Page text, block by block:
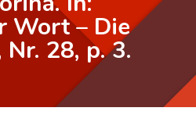
Wort – Die
28, p. 3.